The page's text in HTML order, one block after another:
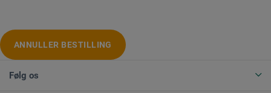
ANNULLER BESTILLING
Følg os